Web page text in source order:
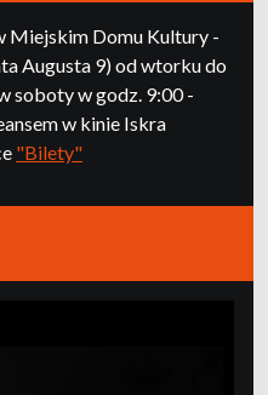
Miejskim Domu Kultury -
Augusta 9) od wtorku do
soboty w godz. 9:00 -
w kinie Iskra
"Bilety"